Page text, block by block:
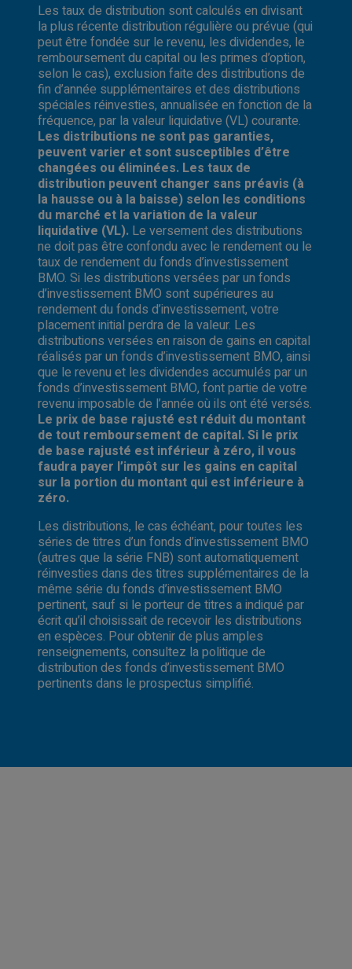
Les taux de distribution sont calculés en divisant
la plus récente distribution régulière ou prévue (qui
peut être fondée sur le revenu, les dividendes, le
remboursement du capital ou les primes d’option,
selon le cas), exclusion faite des distributions de
fin d’année supplémentaires et des distributions
spéciales réinvesties, annualisée en fonction de la
fréquence, par la valeur liquidative (VL) courante.
Les distributions ne sont pas garanties,
peuvent varier et sont susceptibles d’être
changées ou éliminées. Les taux de
distribution peuvent changer sans préavis (à
la hausse ou à la baisse) selon les conditions
du marché et la variation de la valeur
liquidative (VL). Le versement des distributions
ne doit pas être confondu avec le rendement ou le
taux de rendement du fonds d’investissement
BMO. Si les distributions versées par un fonds
d’investissement BMO sont supérieures au
rendement du fonds d’investissement, votre
placement initial perdra de la valeur. Les
distributions versées en raison de gains en capital
réalisés par un fonds d’investissement BMO, ainsi
que le revenu et les dividendes accumulés par un
fonds d’investissement BMO, font partie de votre
revenu imposable de l’année où ils ont été versés.
Le prix de base rajusté est réduit du montant
de tout remboursement de capital. Si le prix
de base rajusté est inférieur à zéro, il vous
faudra payer l’impôt sur les gains en capital
sur la portion du montant qui est inférieure à
zéro.
Les distributions, le cas échéant, pour toutes les
séries de titres d’un fonds d’investissement BMO
(autres que la série FNB) sont automatiquement
réinvesties dans des titres supplémentaires de la
même série du fonds d’investissement BMO
pertinent, sauf si le porteur de titres a indiqué par
écrit qu’il choisissait de recevoir les distributions
en espèces. Pour obtenir de plus amples
renseignements, consultez la politique de
distribution des fonds d’investissement BMO
pertinents dans le prospectus simplifié.